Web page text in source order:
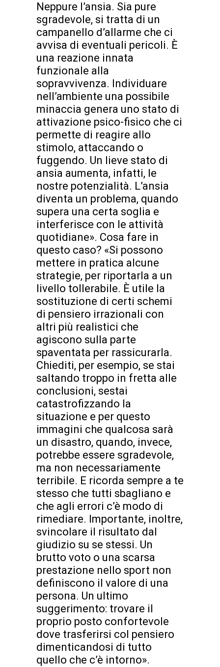
Neppure l’ansia. Sia pure
sgradevole, si tratta di un
campanello d’allarme che ci
avvisa di eventuali pericoli. È
una reazione innata
funzionale alla
sopravvivenza. Individuare
nell’ambiente una possibile
minaccia genera uno stato di
attivazione psico-fisico che ci
permette di reagire allo
stimolo, attaccando o
fuggendo. Un lieve stato di
ansia aumenta, infatti, le
nostre potenzialità. L’ansia
diventa un problema, quando
supera una certa soglia e
interferisce con le attività
quotidiane». Cosa fare in
questo caso? «Si possono
mettere in pratica alcune
strategie, per riportarla a un
livello tollerabile. È utile la
sostituzione di certi schemi
di pensiero irrazionali con
altri più realistici che
agiscono sulla parte
spaventata per rassicurarla.
Chiediti, per esempio, se stai
saltando troppo in fretta alle
conclusioni, sestai
catastrofizzando la
situazione e per questo
immagini che qualcosa sarà
un disastro, quando, invece,
potrebbe essere sgradevole,
ma non necessariamente
terribile. E ricorda sempre a te
stesso che tutti sbagliano e
che agli errori c’è modo di
rimediare. Importante, inoltre,
svincolare il risultato dal
giudizio su se stessi. Un
brutto voto o una scarsa
prestazione nello sport non
definiscono il valore di una
persona. Un ultimo
suggerimento: trovare il
proprio posto confortevole
dove trasferirsi col pensiero
dimenticandosi di tutto
quello che c’è intorno».